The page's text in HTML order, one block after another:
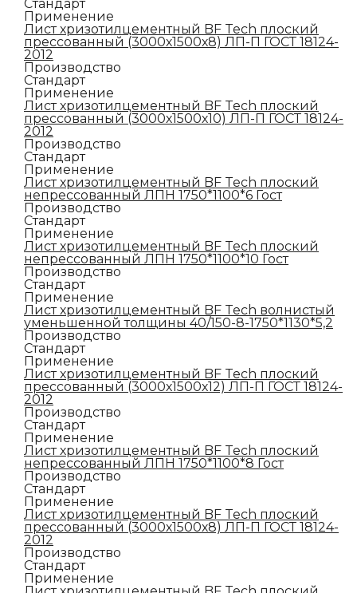
Стандарт
Применение
Лист хризотилцементный BF Tech плоский
прессованный (3000х1500х8) ЛП-П ГОСТ 18124-
2012
Производство
Стандарт
Применение
Лист хризотилцементный BF Tech плоский
прессованный (3000х1500х10) ЛП-П ГОСТ 18124-
2012
Производство
Стандарт
Применение
Лист хризотилцементный BF Tech плоский
непрессованный ЛПН 1750*1100*6 Гост
Производство
Стандарт
Применение
Лист хризотилцементный BF Tech плоский
непрессованный ЛПН 1750*1100*10 Гост
Производство
Стандарт
Применение
Лист хризотилцементный BF Tech волнистый
уменьшенной толщины 40/150-8-1750*1130*5,2
Производство
Стандарт
Применение
Лист хризотилцементный BF Tech плоский
прессованный (3000х1500х12) ЛП-П ГОСТ 18124-
2012
Производство
Стандарт
Применение
Лист хризотилцементный BF Tech плоский
непрессованный ЛПН 1750*1100*8 Гост
Производство
Стандарт
Применение
Лист хризотилцементный BF Tech плоский
прессованный (3000х1500х8) ЛП-П ГОСТ 18124-
2012
Производство
Стандарт
Применение